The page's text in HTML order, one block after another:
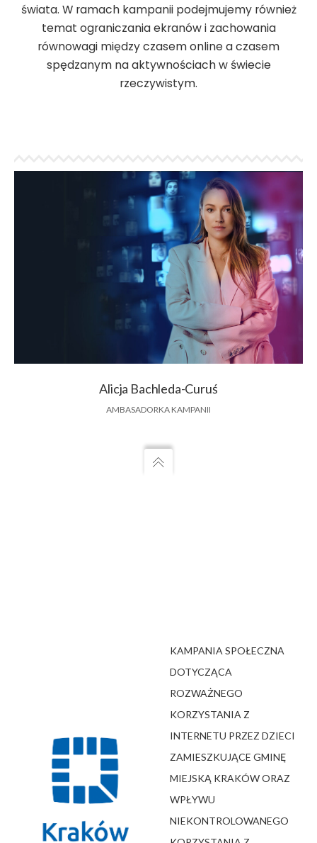
świata. W ramach kampanii podejmujemy również
temat ograniczania ekranów i zachowania
równowagi między czasem online a czasem
spędzanym na aktywnościach w świecie
rzeczywistym.
Alicja Bachleda-Curuś
AMBASADORKA KAMPANII
KAMPANIA SPOŁECZNA
DOTYCZĄCA
ROZWAŻNEGO
KORZYSTANIA Z
INTERNETU PRZEZ DZIECI
ZAMIESZKUJĄCE GMINĘ
MIEJSKĄ KRAKÓW ORAZ
WPŁYWU
NIEKONTROLOWANEGO